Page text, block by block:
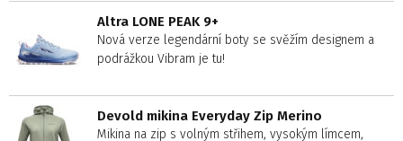
Altra LONE PEAK 9+
Nová verze legendární boty se svěžím designem a
podrážkou Vibram je tu!
Devold mikina Everyday Zip Merino
Mikina na zip s volným střihem, vysokým límcem,